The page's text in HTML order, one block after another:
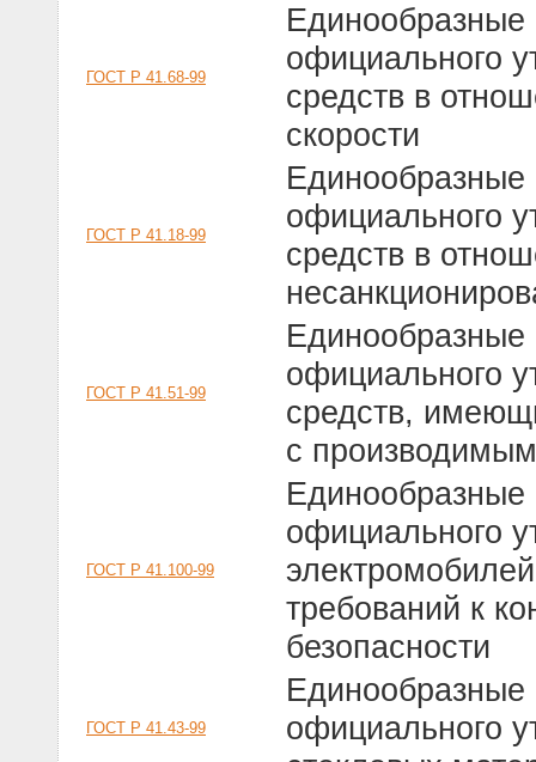
ГОСТ Р 41.68-99
официального
средств в
скорости
ГОСТ Р 41.18-99
официального
средств в
ГОСТ Р 41.51-99
официального
средств,
с
ГОСТ Р 41.100-99
официального
требований к
безопасности
ГОСТ Р 41.43-99
официального